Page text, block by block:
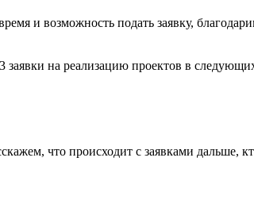
и возможность подать заявку,
на реализацию проектов в
что происходит с заявками дальше,